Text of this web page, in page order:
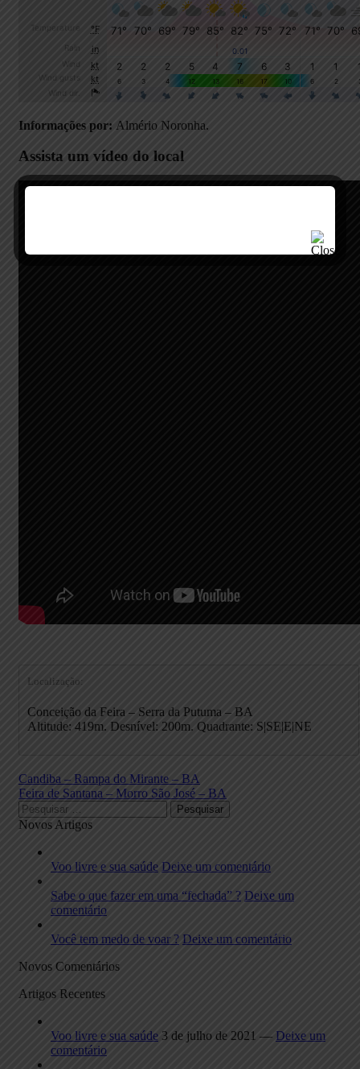
Informações por: Almério Noronha.
Assista um vídeo do local
Localização:
Conceição da Feira – Serra da Putuma – BA
Altitude: 419m. Desnível: 200m. Quadrante: S|SE|E|NE
Candiba – Rampa do Mirante – BA
Feira de Santana – Morro São José – BA
Novos Artigos
Voo livre e sua saúde Deixe um comentário
Sabe o que fazer em uma “fechada” ? Deixe um
comentário
Você tem medo de voar ? Deixe um comentário
Novos Comentários
Artigos Recentes
Voo livre e sua saúde 3 de julho de 2021 — Deixe um
comentário